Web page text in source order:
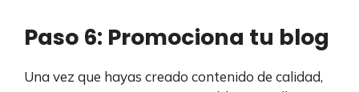
Paso 6: Promociona tu blog
Una vez que hayas creado contenido de calidad,